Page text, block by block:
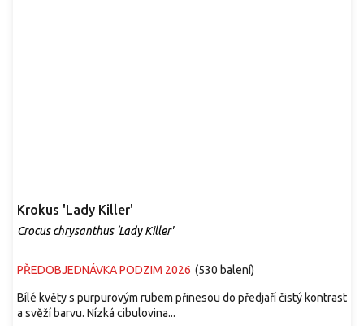
Krokus 'Lady Killer'
Crocus chrysanthus ‘Lady Killer'
PŘEDOBJEDNÁVKA PODZIM 2026 (530 balení)
Bílé květy s purpurovým rubem přinesou do předjaří čistý kontrast
a svěží barvu. Nízká cibulovina...